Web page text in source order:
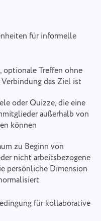
für informelle
optionale Treffen ohne
das Ziel ist
oder Quizze, die eine
außerhalb von
können
zu Beginn von
nicht arbeitsbezogene
persönliche Dimension
für kollaborative